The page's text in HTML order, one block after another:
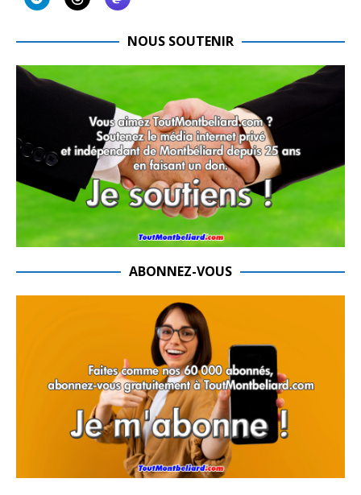
NOUS SOUTENIR
ABONNEZ-VOUS